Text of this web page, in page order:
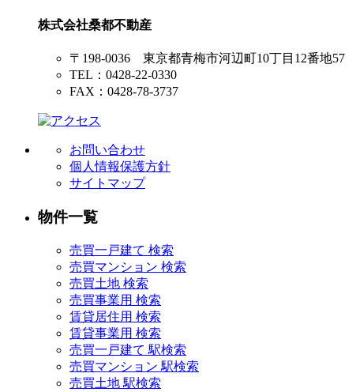
株式会社桑都不動産
〒198-0036 東京都青梅市河辺町10丁目12番地57
TEL：0428-22-0330
FAX：0428-78-3737
お問い合わせ
個人情報保護方針
サイトマップ
物件一覧
売買一戸建て 検索
売買マンション 検索
売買土地 検索
売買事業用 検索
賃貸居住用 検索
賃貸事業用 検索
売買一戸建て 駅検索
売買マンション 駅検索
売買土地 駅検索